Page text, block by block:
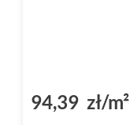
94,39 zł/m²